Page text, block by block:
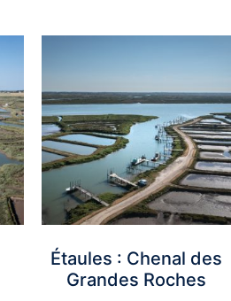
Étaules : Chenal des
Grandes Roches